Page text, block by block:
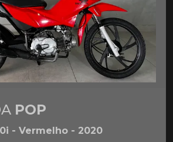
POP
- Vermelho - 2020